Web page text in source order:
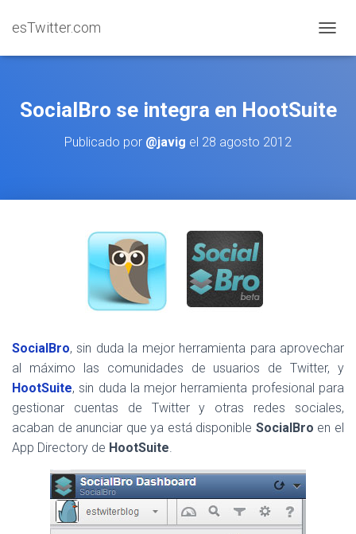
esTwitter.com
SocialBro se integra en HootSuite
Publicado por @javig el 28 agosto 2012
SocialBro, sin duda la mejor herramienta para aprovechar
al máximo las comunidades de usuarios de Twitter, y
HootSuite, sin duda la mejor herramienta profesional para
gestionar cuentas de Twitter y otras redes sociales,
acaban de anunciar que ya está disponible SocialBro en el
App Directory de HootSuite.